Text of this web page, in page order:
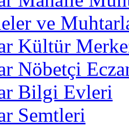
ve
Kültür
Nöbetçi
Bilgi Evleri
Semtleri